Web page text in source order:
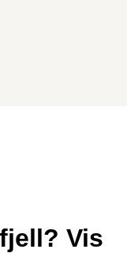
Vis